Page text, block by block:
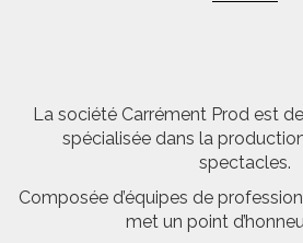
La société Carrément Prod est
spécialisée dans la
spectacles.
Composée d’équipes de
met un point